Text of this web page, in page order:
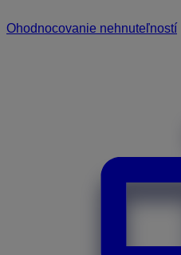
Ohodnocovanie nehnuteľností